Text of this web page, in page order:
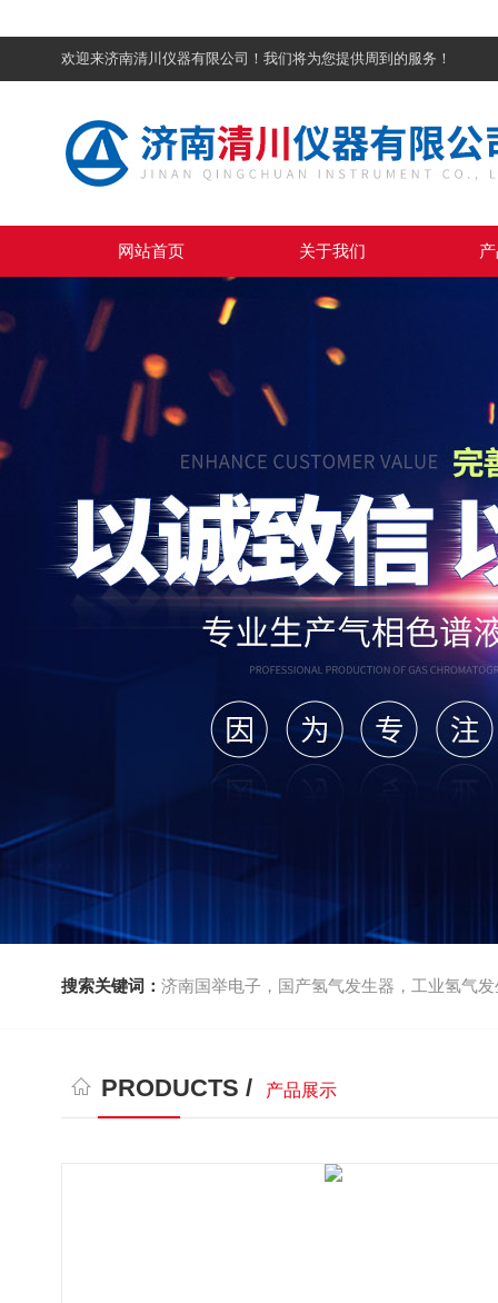
欢迎来济南清川仪器有限公司！我们将为您提供周到的服务！
网站首页 关于我们
搜索关键词： 济南国举电子，国产氢气发生器，工业氢气
PRODUCTS / 产品展示